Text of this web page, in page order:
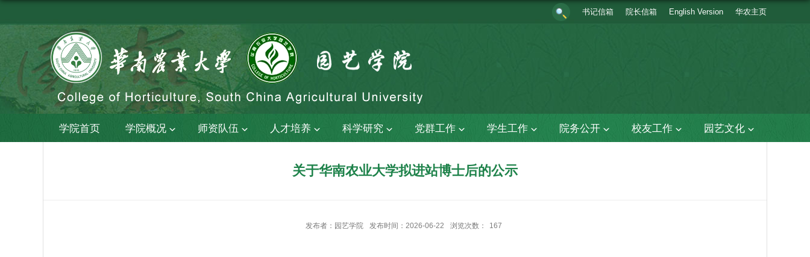
书记信箱 院长信箱 English Version 华农主页
学院首页 学院概况 师资队伍 人才培养 科学研究 党群工作 学生工作 院务公开 校友工作 园艺文化
关于华南农业大学拟进站博士后的公示
发布者：园艺学院 发布时间：2026-06-22 浏览次数： 167